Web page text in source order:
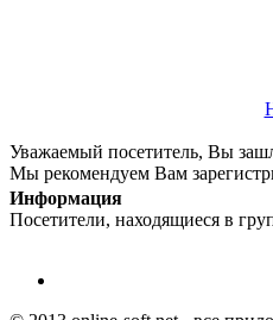
Уважаемый посетитель, Вы
Мы рекомендуем Вам
Информация
Посетители, находящиеся в